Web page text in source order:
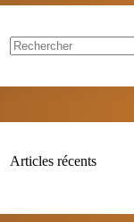
Articles récents